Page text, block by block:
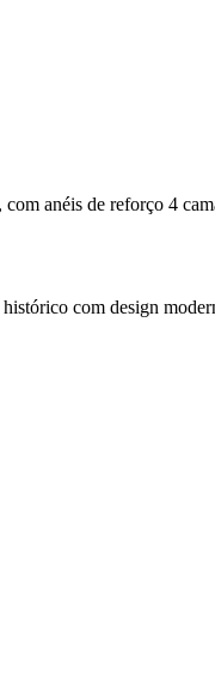
anéis de reforço 4
com design